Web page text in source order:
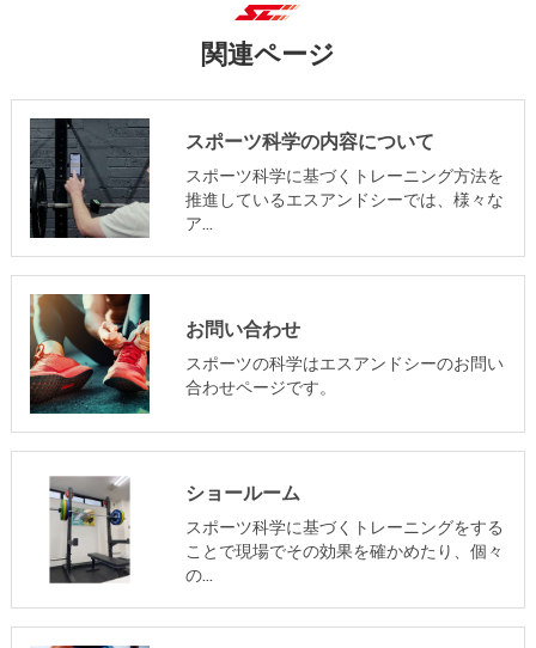
関連ページ
スポーツ科学の内容について
スポーツ科学に基づくトレーニング方法を
推進しているエスアンドシーでは、様々な
ア…
お問い合わせ
スポーツの科学はエスアンドシーのお問い
合わせページです。
ショールーム
スポーツ科学に基づくトレーニングをする
ことで現場でその効果を確かめたり、個々
の…